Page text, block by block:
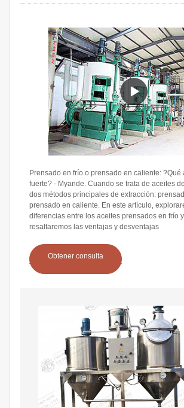
Prensado en frío o prensado en caliente: ?Qué
fuerte? - Myande. Cuando se trata de aceites
dos métodos principales de extracción:
prensado en caliente. En este artículo,
diferencias entre los aceites prensados en frío
resaltaremos las ventajas y desventajas
Obtener consulta